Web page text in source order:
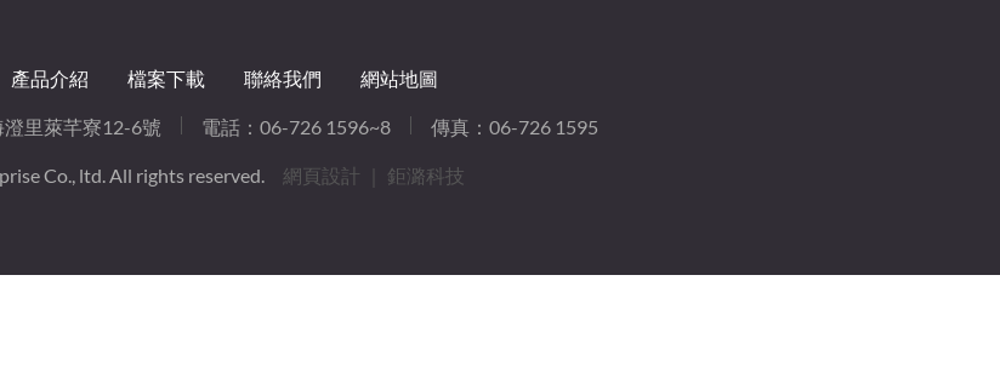
產品介紹 檔案下載 聯絡我們 網站地圖
里萊芊寮12-6號 電話：06-726 1596~8 傳真：06-726 1595
Co., ltd. All rights reserved. 網頁設計 ｜ 鉅潞科技